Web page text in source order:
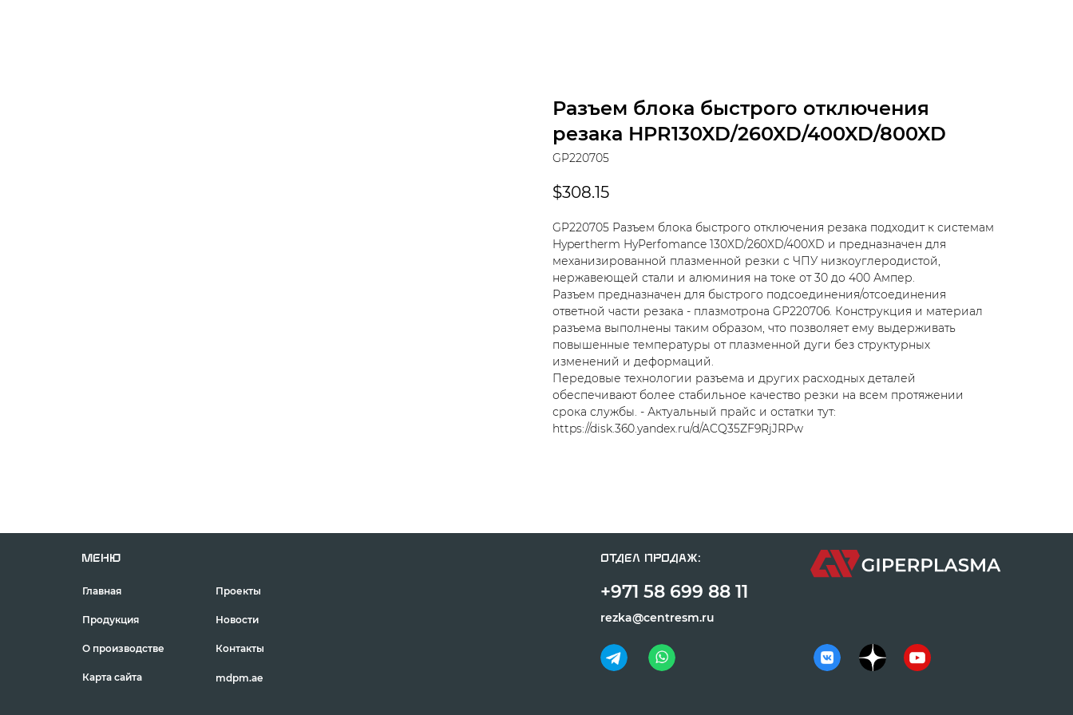
Разъем блока быстрого отключения
резака HPR130XD/260XD/400XD/800XD
GP220705
$308.15
GP220705 Разъем блока быстрого отключения резака подходит к системам
Hypertherm HyPerfomance 130XD/260XD/400XD и предназначен для
механизированной плазменной резки с ЧПУ низкоуглеродистой,
нержавеющей стали и алюминия на токе от 30 до 400 Ампер.
Разъем предназначен для быстрого подсоединения/отсоединения
ответной части резака - плазмотрона GP220706. Конструкция и материал
разъема выполнены таким образом, что позволяет ему выдерживать
повышенные температуры от плазменной дуги без структурных
изменений и деформаций.
Передовые технологии разъема и других расходных деталей
обеспечивают более стабильное качество резки на всем протяжении
срока службы. - Актуальный прайс и остатки тут:
https://disk.360.yandex.ru/d/ACQ35ZF9RjJRPw
Главная
Продукция
О производстве
Проекты
Новости
Контакты
+971 58 699 88 11
МЕНЮ Отдел продаж:
rezka@centresm.ru
Карта сайта mdpm.ae